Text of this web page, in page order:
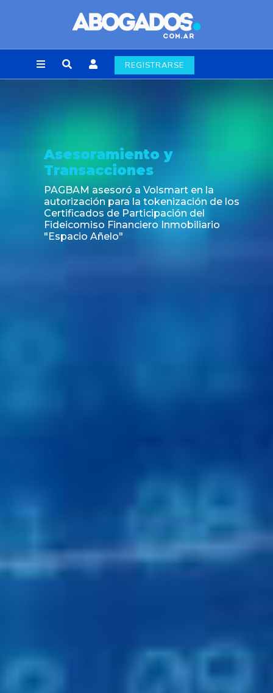
REGISTRARSE
Noticia
Fin de la obligación de rúbrica de los
laborales en la Ciudad de Buenos